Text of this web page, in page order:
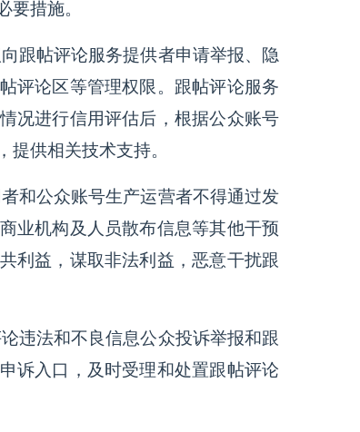
措施。
跟帖评论服务提供者申请举报、隐
评论区等管理权限。跟帖评论服务
况进行信用评估后，根据公众账号
供相关技术支持。
和公众账号生产运营者不得通过发
业机构及人员散布信息等其他干预
利益，谋取非法利益，恶意干扰跟
违法和不良信息公众投诉举报和跟
诉入口，及时受理和处置跟帖评论